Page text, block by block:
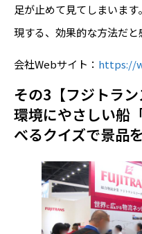
足が止めて見てしまいま
現する、効果的な方法だと
会社Webサイト： https://
その3【フジトラン
環境にやさしい船
べるクイズで景品